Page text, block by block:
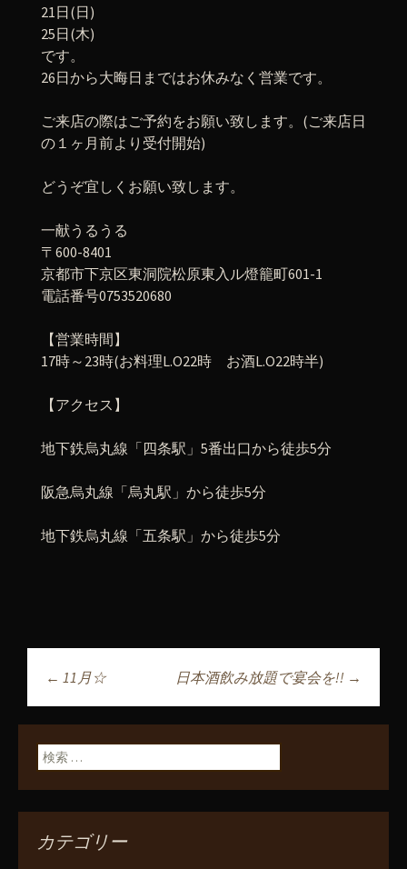
21日(日)
25日(木)
です。
26日から大晦日まではお休みなく営業です。
ご来店の際はご予約をお願い致します。(ご来店日
の１ヶ月前より受付開始)
どうぞ宜しくお願い致します。
一献うるうる
〒600-8401
京都市下京区東洞院松原東入ル燈籠町601-1
電話番号0753520680
【営業時間】
17時～23時(お料理L.O22時 お酒L.O22時半)
【アクセス】
地下鉄烏丸線「四条駅」5番出口から徒歩5分
阪急烏丸線「烏丸駅」から徒歩5分
地下鉄烏丸線「五条駅」から徒歩5分
投稿ナビゲーショ
ン
← 11月☆ 日本酒飲み放題で宴会を!! →
検索:
カテゴリー